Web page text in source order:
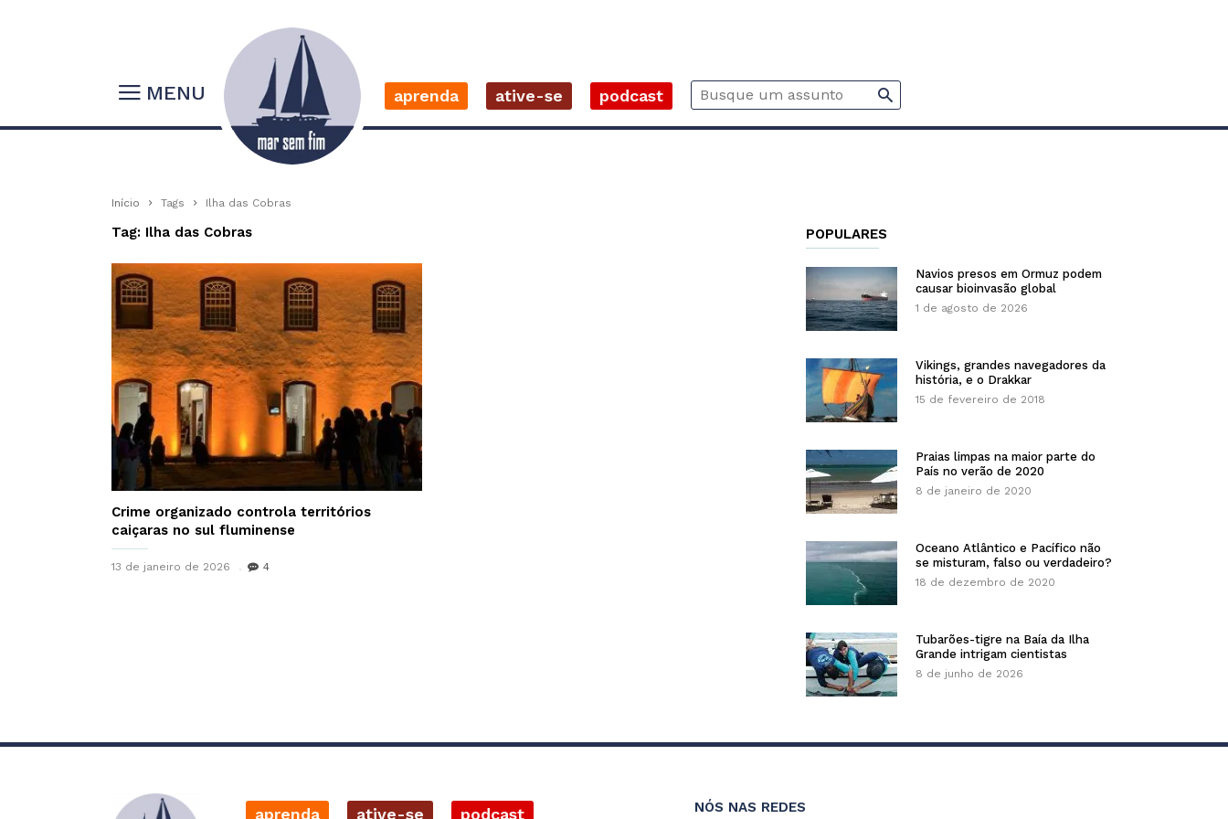
MENU aprenda ative-se podcast
Início Tags Ilha das Cobras
Tag: Ilha das Cobras
Crime organizado controla territórios
caiçaras no sul fluminense
13 de janeiro de 2026 4
POPULARES
Navios presos em Ormuz podem
causar bioinvasão global
1 de agosto de 2026
Vikings, grandes navegadores da
história, e o Drakkar
15 de fevereiro de 2018
Praias limpas na maior parte do
País no verão de 2020
8 de janeiro de 2020
Oceano Atlântico e Pacífico não
se misturam, falso ou verdadeiro?
18 de dezembro de 2020
Tubarões-tigre na Baía da Ilha
Grande intrigam cientistas
8 de junho de 2026
aprenda ative-se podcast NÓS NAS REDES